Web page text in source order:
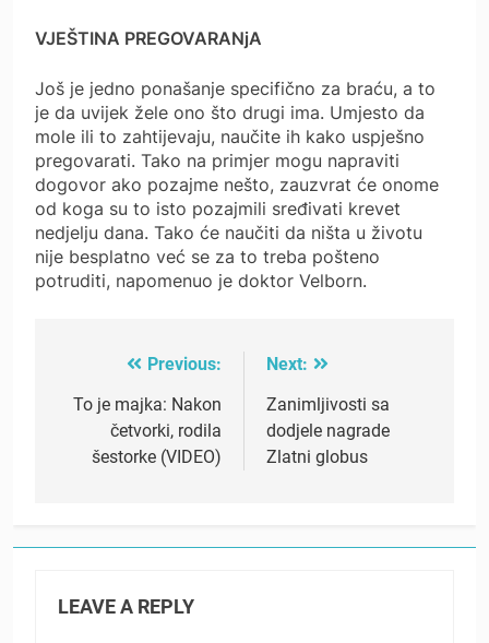
VJEŠTINA PREGOVARANjA
Još je jedno ponašanje specifično za braću, a to
je da uvijek žele ono što drugi ima. Umjesto da
mole ili to zahtijevaju, naučite ih kako uspješno
pregovarati. Tako na primjer mogu napraviti
dogovor ako pozajme nešto, zauzvrat će onome
od koga su to isto pozajmili sređivati krevet
nedjelju dana. Tako će naučiti da ništa u životu
nije besplatno već se za to treba pošteno
potruditi, napomenuo je doktor Velborn.
navigation
Previous:
To je majka: Nakon
četvorki, rodila
šestorke (VIDEO)
Next:
Zanimljivosti sa
dodjele nagrade
Zlatni globus
LEAVE A REPLY